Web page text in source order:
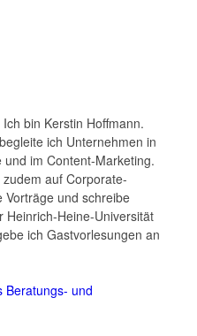
bin Kerstin Hoffmann.
ich Unternehmen in
im Content-Marketing.
auf Corporate-
Vorträge und schreibe
Heinrich-Heine-Universität
ich Gastvorlesungen an
und